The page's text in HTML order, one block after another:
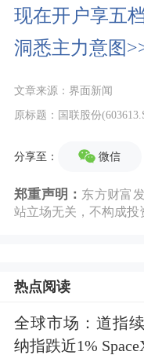
现在开户享五
洞悉主力意图
文章来源：界面新闻
原标题：国联股份
分享至： 微信
郑重声明： 东方财富
站立场无关，不构成投
热点阅读
全球市场：道指
纳指跌近1%